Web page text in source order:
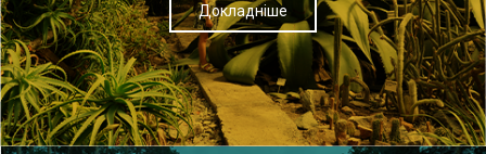
Докладніше